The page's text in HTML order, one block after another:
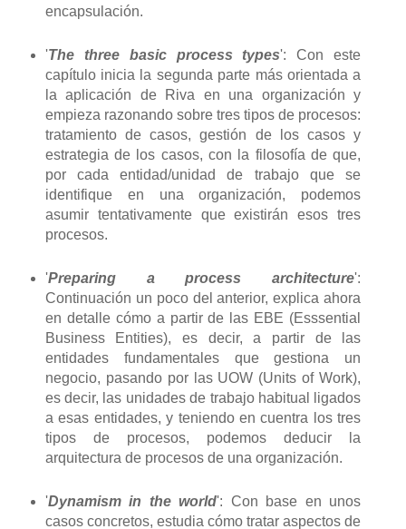
encapsulación.
'The three basic process types': Con este
capítulo inicia la segunda parte más orientada a
la aplicación de Riva en una organización y
empieza razonando sobre tres tipos de procesos:
tratamiento de casos, gestión de los casos y
estrategia de los casos, con la filosofía de que,
por cada entidad/unidad de trabajo que se
identifique en una organización, podemos
asumir tentativamente que existirán esos tres
procesos.
'Preparing a process architecture':
Continuación un poco del anterior, explica ahora
en detalle cómo a partir de las EBE (Esssential
Business Entities), es decir, a partir de las
entidades fundamentales que gestiona un
negocio, pasando por las UOW (Units of Work),
es decir, las unidades de trabajo habitual ligados
a esas entidades, y teniendo en cuentra los tres
tipos de procesos, podemos deducir la
arquitectura de procesos de una organización.
'Dynamism in the world': Con base en unos
casos concretos, estudia cómo tratar aspectos de